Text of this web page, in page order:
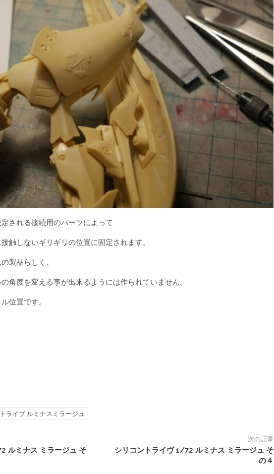
される接続用のパーツによって
触しないギリギリの位置に固定されます。
製品らしく、
角度を変える事が出来るようには作られていません。
位置です。
ライブ ルミナスミラージュ
ルミナス ミラージュ そ
次の記事
シリコントライヴ 1/72 ルミナス ミラージュ そ
の４